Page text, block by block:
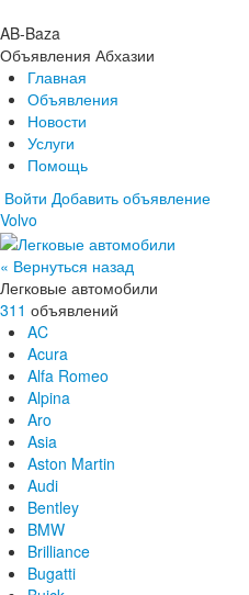
AB-Baza
Объявления Абхазии
Главная
Объявления
Новости
Услуги
Помощь
Войти Добавить объявление
Главная
Объявления
Новости
Услуги
Помощь
Volvo
« Вернуться назад
Легковые автомобили
311 объявлений
AC
Acura
Alfa Romeo
Alpina
Aro
Asia
Aston Martin
Audi
Bentley
BMW
Brilliance
Bugatti